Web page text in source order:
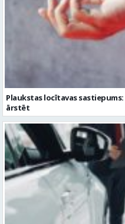
Plaukstas locītavas
ārstēt